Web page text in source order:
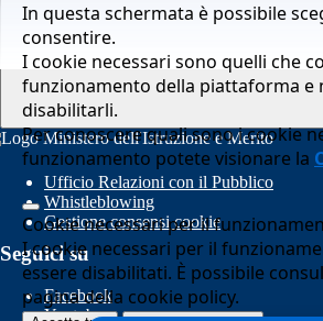
In questa schermata è possibile
consentire.
I cookie necessari sono quelli che
funzionamento della piattaforma e
disabilitarli.
Per conoscere quali sono i cookie
funzionamento potete visionare la
Cookie necessari per il
I cookie necessari per il
essere disabilitati. È possibile
pagina della cookie policy.
Ufficio Relazioni con il Pubblico
Whistleblowing
Gestione consensi cookie
Seguici su
Facebook
Youtube